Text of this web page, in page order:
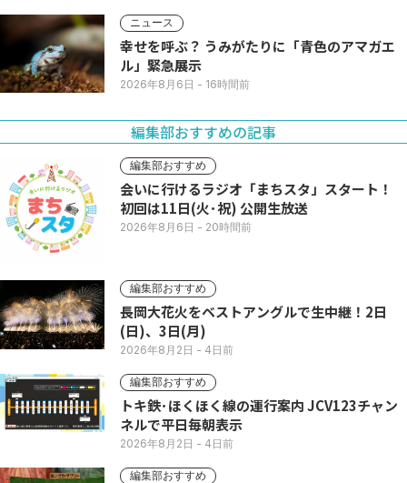
ニュース
幸せを呼ぶ？ うみがたりに「青色のアマガエ
ル」緊急展示
2026年8月6日 - 16時間前
編集部おすすめの記事
編集部おすすめ
会いに行けるラジオ「まちスタ」スタート！
初回は11日(火･祝) 公開生放送
2026年8月6日 - 20時間前
編集部おすすめ
長岡大花火をベストアングルで生中継！2日
(日)、3日(月)
2026年8月2日 - 4日前
編集部おすすめ
トキ鉄･ほくほく線の運行案内 JCV123チャン
ネルで平日毎朝表示
2026年8月2日 - 4日前
編集部おすすめ